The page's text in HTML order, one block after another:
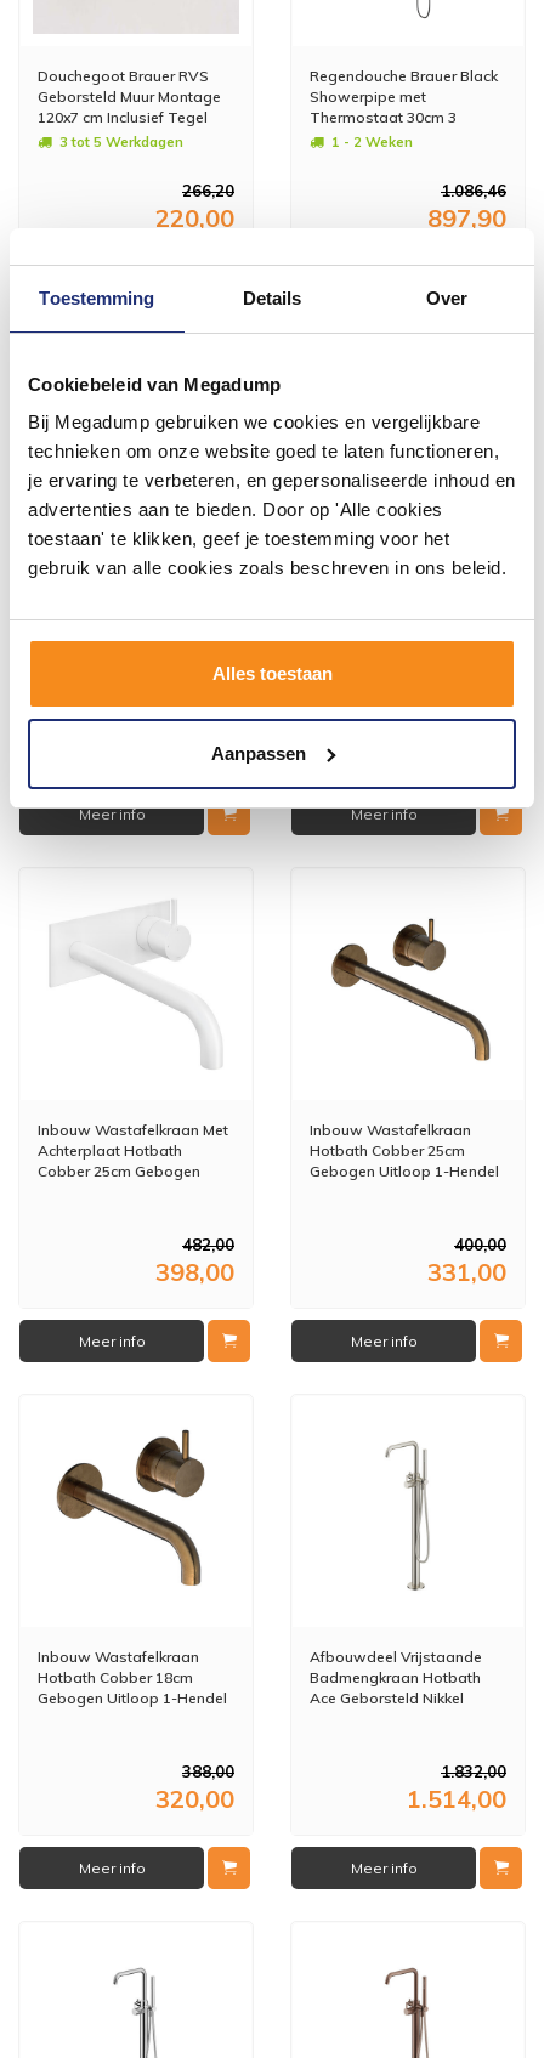
Toestemming Details Over
Cookiebeleid van Megadump
Bij Megadump gebruiken we cookies en vergelijkbare
technieken om onze website goed te laten functioneren,
je ervaring te verbeteren, en gepersonaliseerde inhoud en
advertenties aan te bieden. Door op 'Alle cookies
toestaan' te klikken, geef je toestemming voor het
gebruik van alle cookies zoals beschreven in ons beleid.
Alles toestaan
Aanpassen
Douchegoot Brauer RVS
Geborsteld Muur Montage
120x7 cm Inclusief Tegel
Inlegrooster Omkeerbaar
3 tot 5 Werkdagen
266,20
220,00
Regendouche Brauer Black
Showerpipe met
Thermostaat 30cm 3
Standen Mat Zwart
1 - 2 Weken
1.086,46
897,90
Cobber Rond (15
Verschillende Kleuren)
78,65
65,00
Meer info
Toiletborstelkop Zwart
15,25
Meer info
Inbouw Wastafelkraan Met
Achterplaat Hotbath
Cobber 25cm Gebogen
482,00
398,00
Meer info
Inbouw Wastafelkraan
Hotbath Cobber 25cm
Gebogen Uitloop 1-Hendel
400,00
331,00
Meer info
Inbouw Wastafelkraan
Hotbath Cobber 18cm
Gebogen Uitloop 1-Hendel
388,00
320,00
Meer info
Afbouwdeel Vrijstaande
Badmengkraan Hotbath
Ace Geborsteld Nikkel
1.832,00
1.514,00
Meer info